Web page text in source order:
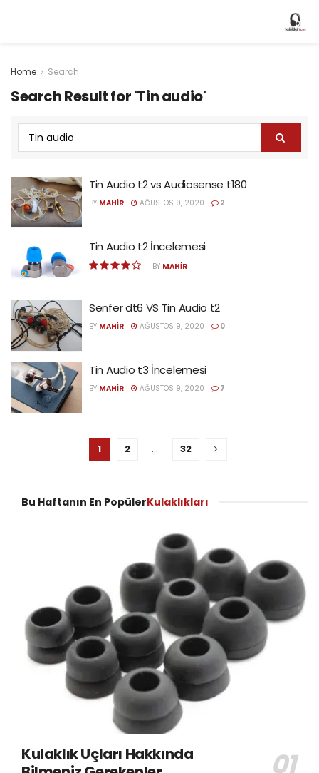
Home Search
Search Result for 'Tin audio'
Tin Audio t2 vs Audiosense t180
BY MAHIR AĞUSTOS 9, 2020 2
Tin Audio t2 İncelemesi
BY MAHIR
Senfer dt6 VS Tin Audio t2
BY MAHIR AĞUSTOS 9, 2020 0
Tin Audio t3 İncelemesi
BY MAHIR AĞUSTOS 9, 2020 7
1 2 … 32
Bu Haftanın En PopülerKulaklıkları
Kulaklık Uçları Hakkında